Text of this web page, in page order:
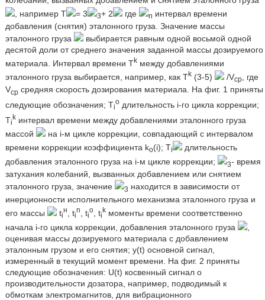
, например T
= 3 3+ 2 где n интервал времени
добавления (снятия) эталонного груза. Значение массы
эталонного груза
выбирается равным одной восьмой одной
десятой доли от среднего значения заданной массы дозируемого
материала. Интервал времени Tkмежду добавлениями
эталонного груза выбирается, например, как Тk(3-5) /Vср
, где
Vср средняя скорость дозирования материала. На фиг. 1 приняты
следующие обозначения; Тi
одлительность i-го цикла коррекции;
Тi
kинтервал времени между добавлениями эталонного груза
массой
на i-м цикле коррекции, совпадающий с интервалом
времени коррекции коэффициента ko(i); Тi
длительность
добавления эталонного груза на i-м цикле коррекции;
3- время
затухания колебаний, вызванных добавлением или снятием
эталонного груза, значение
3 находится в зависимости от
инерционности исполнительного механизма эталонного груза и
его массы
ti
н , ti
n , ti
o, ti
kмоменты времени соответственно
начала i-го цикла коррекции, добавления эталонного груза
,
оценивая массы дозируемого материала с добавлением
эталонным грузом и его снятия; y(t) основной сигнал,
измеренный в текущий момент времени. На фиг. 2 приняты
следующие обозначения: U(t) косвенный сигнал о
производительности дозатора, например, подводимый к
обмоткам электромагнитов, для вибрационного